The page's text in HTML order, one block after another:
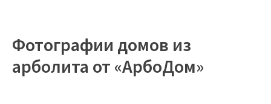
Фотографии домов из
арболита от «АрбоДом»